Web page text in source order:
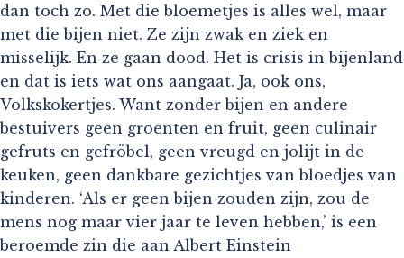
dan toch zo. Met die bloemetjes is alles wel, maar
met die bijen niet. Ze zijn zwak en ziek en
misselijk. En ze gaan dood. Het is crisis in bijenland
en dat is iets wat ons aangaat. Ja, ook ons,
Volkskokertjes. Want zonder bijen en andere
bestuivers geen groenten en fruit, geen culinair
gefruts en gefröbel, geen vreugd en jolijt in de
keuken, geen dankbare gezichtjes van bloedjes van
kinderen. ‘Als er geen bijen zouden zijn, zou de
mens nog maar vier jaar te leven hebben,’ is een
beroemde zin die aan Albert Einstein